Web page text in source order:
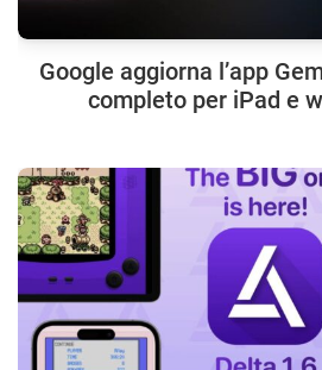
Google aggiorna l’app
completo per iPad e